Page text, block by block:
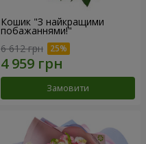
Кошик "З найкращими
побажаннями!"
6 612 грн
Замовити